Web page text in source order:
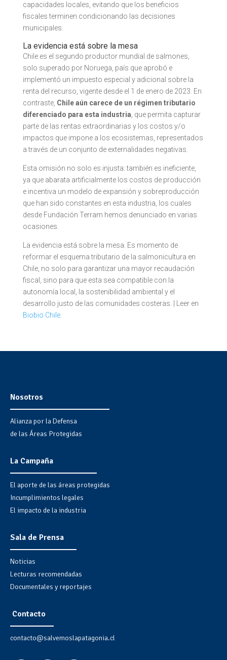
capacidades locales, evitando que los beneficios
fiscales terminen condicionando las decisiones
municipales.
La evidencia está sobre la mesa
Chile es el segundo productor mundial de salmones,
solo superado por Noruega, país que aprobó e
implementó un impuesto especial y adicional sobre la
renta del recurso, vigente desde el 1 de enero de 2023. En
contraste, Chile aún carece de un régimen tributario
diferenciado para esta industria, que permita capturar
parte de las rentas extraordinarias y los costos y/o
impactos que impone a los ecosistemas, representados
a través de un conjunto de externalidades negativas.
Esta omisión no solo es injusta: también es ineficiente,
ya que abarata artificialmente los costos de producción
e incentiva un modelo de expansión y sobreproducción
que han sido constantes en esta industria, los cuales
desde Fundación Terram hemos denunciado en varias
ocasiones.
La evidencia está sobre la mesa. Es momento de
reformar el esquema tributario de la salmonicultura en
Chile, no solo para garantizar una mayor recaudación
fiscal, sino para que esta sea compatible con la
autonomía local, la sostenibilidad ambiental y el
desarrollo justo de las comunidades costeras. | Leer en
Biobio Chile.
Nosotros
Alianza por la Defensa
de las Áreas Protegidas
La Campaña
El aporte de las áreas protegidas
Incumplimientos legales
El impacto de la industria
Sala de Prensa
Noticias
Lecturas recomendadas
Documentales y reportajes
Contacto
contacto@salvemoslapatagonia.cl